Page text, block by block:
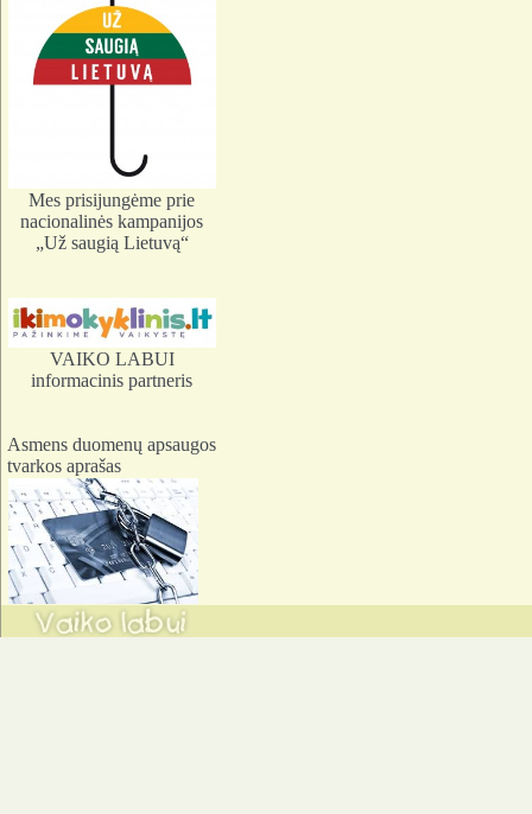
Mes prisijungėme prie
nacionalinės kampanijos
„Už saugią Lietuvą“
VAIKO LABUI
informacinis partneris
Asmens duomenų apsaugos
tvarkos aprašas